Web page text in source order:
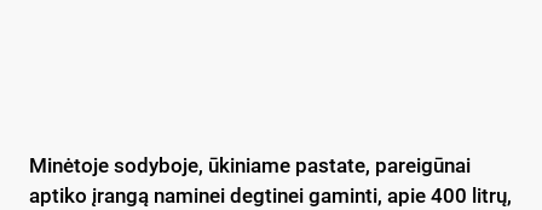
Minėtoje sodyboje, ūkiniame pastate, pareigūnai
aptiko įrangą naminei degtinei gaminti, apie 400 litrų,